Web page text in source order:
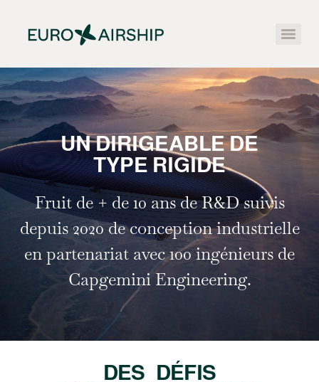
UN DIRIGEABLE DE
TYPE RIGIDE
Fruit de + de 10 ans de R&D suivis
depuis 2020 de conception industrielle
en partenariat avec 100 ingénieurs de
Capgemini Engineering.
DES DÉFIS